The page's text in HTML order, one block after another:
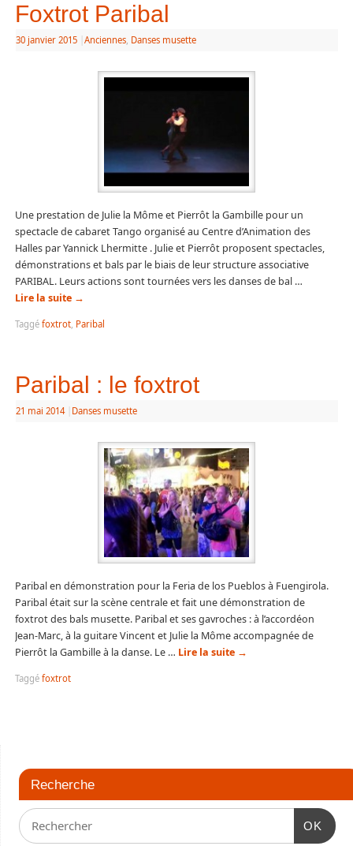
Foxtrot Paribal
30 janvier 2015 Anciennes, Danses musette
Une prestation de Julie la Môme et Pierrôt la Gambille pour un
spectacle de cabaret Tango organisé au Centre d’Animation des
Halles par Yannick Lhermitte . Julie et Pierrôt proposent spectacles,
démonstrations et bals par le biais de leur structure associative
PARIBAL. Leurs actions sont tournées vers les danses de bal …
Lire la suite →
Taggé foxtrot, Paribal
Paribal : le foxtrot
21 mai 2014 Danses musette
Paribal en démonstration pour la Feria de los Pueblos à Fuengirola.
Paribal était sur la scène centrale et fait une démonstration de
foxtrot des bals musette. Paribal et ses gavroches : à l’accordéon
Jean-Marc, à la guitare Vincent et Julie la Môme accompagnée de
Pierrôt la Gambille à la danse. Le … Lire la suite →
Taggé foxtrot
Recherche
OK